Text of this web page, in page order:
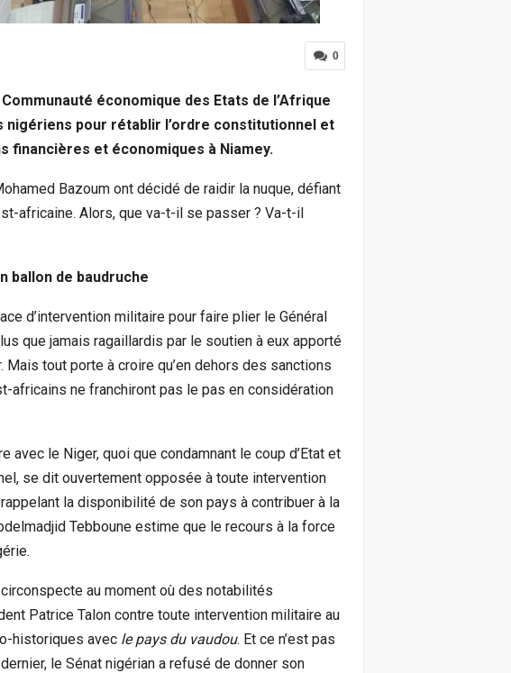
0
économique des Etats de l’Afrique
nigériens pour rétablir l’ordre constitutionnel et
financières et économiques à Niamey.
Bazoum ont décidé de raidir la nuque, défiant
africaine. Alors, que va-t-il se passer ? Va-t-il
ballon de baudruche
d’intervention militaire pour faire plier le Général
que jamais ragaillardis par le soutien à eux apporté
Mais tout porte à croire qu’en dehors des sanctions
africains ne franchiront pas le pas en considération
avec le Niger, quoi que condamnant le coup d’Etat et
se dit ouvertement opposée à toute intervention
la disponibilité de son pays à contribuer à la
Tebboune estime que le recours à la force
au moment où des notabilités
Patrice Talon contre toute intervention militaire au
historiques avec le pays du vaudou. Et ce n’est pas
le Sénat nigérian a refusé de donner son